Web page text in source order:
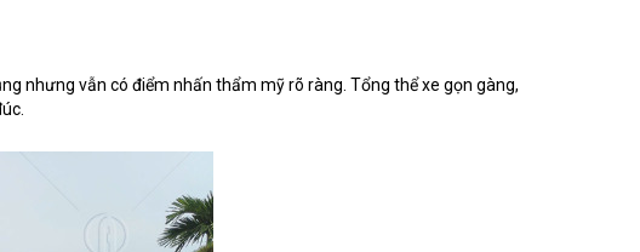
nhưng vẫn có điểm nhấn thẩm mỹ rõ ràng. Tổng thể xe gọn gàng,